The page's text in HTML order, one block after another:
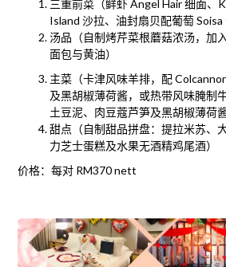
三重前菜（鲜虾 Angel Hair 细面、
Island 沙拉、油封扇贝配葡萄 Soisa
汤品（自制烤芹菜根蘑菇浓汤，加
面包与黄油）
主菜（卡津风味羊排，配
及黑胡椒薄荷酱，或热带风味腌制
土豆泥、肉豆蔻芦笋及黑胡椒薄荷酱
甜点（自制甜品拼盘：提拉米苏、
力芝士蛋糕及水果无酒精鸡尾酒）
价格：每对 RM370 nett